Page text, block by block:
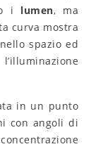
i lumen, ma
curva mostra
spazio ed
in un punto
con angoli di